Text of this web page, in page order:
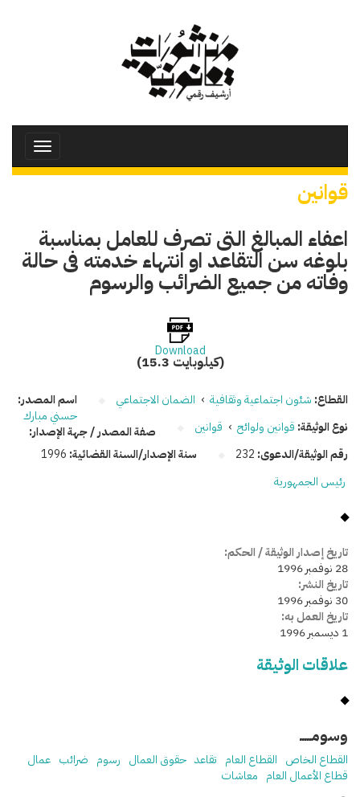
Toggle
قوانين
اعفاء المبالغ التى تصرف للعامل بمناسبة
بلوغه سن التقاعد او انتهاء خدمته فى حالة
وفاته من جميع الضرائب والرسوم
Download
(15.3 كيلوبايت)
القطاع: شئون اجتماعية وثقافية › الضمان الاجتماعي
نوع الوثيقة: قوانين ولوائح › قوانين
رقم الوثيقة/الدعوى: 232 سنة الإصدار/السنة القضائية: 1996
اسم المصدر:
حسني مبارك
صفة المصدر / جهة الإصدار:
رئيس الجمهورية
تاريخ إصدار الوثيقة / الحكم:
28 نوفمبر 1996
تاريخ النشر:
30 نوفمبر 1996
تاريخ العمل به:
1 ديسمبر 1996
علاقات الوثيقة
وسومـــــ
القطاع الخاص القطاع العام تقاعد حقوق العمال رسوم ضرائب عمال
قطاع الأعمال العام معاشات